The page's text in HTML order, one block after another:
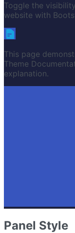
Toggle the
website with
This page
Theme
explanation.
Panel Style